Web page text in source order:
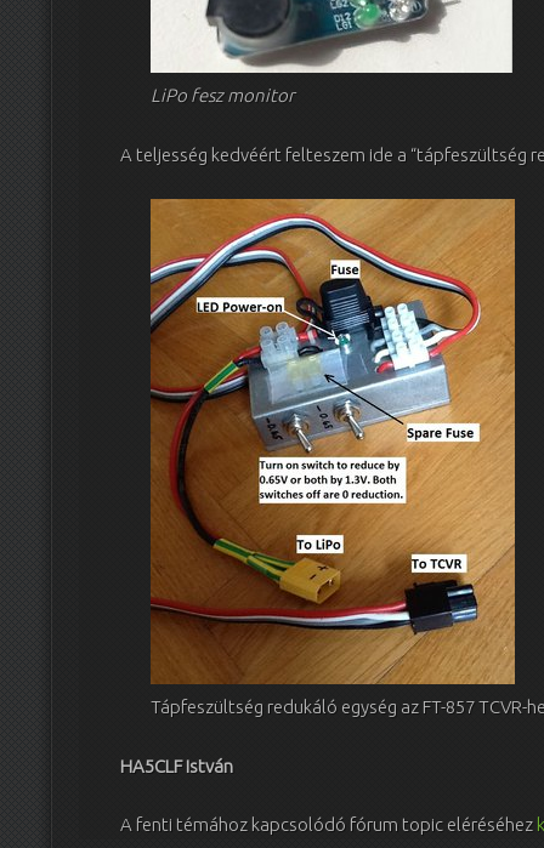
LiPo fesz monitor
A teljesség kedvéért felteszem ide a “tápfeszültség
Tápfeszültség redukáló egység az FT-857 TCVR-
HA5CLF István
A fenti témához kapcsolódó fórum topic eléréséhez